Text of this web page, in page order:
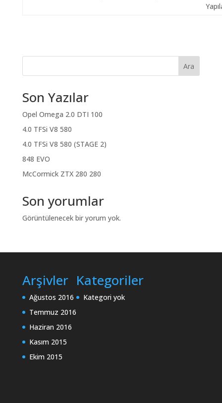
Ara
Son Yazılar
Opel Omega 2.0 DTI 100
4.0 TFSi V8 580
4.0 TFSi V8 580 (STAGE 2)
848 EVO
McCormick ZTX 280 280
Son yorumlar
Görüntülenecek bir yorum yok.
Arşivler
Ağustos 2016
Temmuz 2016
Haziran 2016
Kasım 2015
Ekim 2015
Kategoriler
Kategori yok